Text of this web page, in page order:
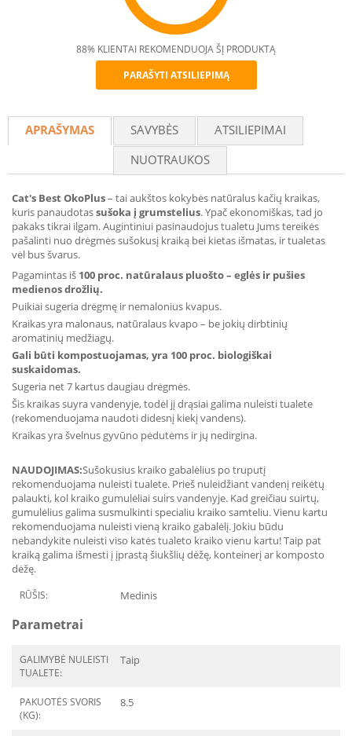
Recommend
88% KLIENTAI REKOMENDUOJA ŠĮ PRODUKTĄ
PARAŠYTI ATSILIEPIMĄ
APRAŠYMAS SAVYBĖS
ATSILIEPIMAI
NUOTRAUKOS
Cat's Best OkoPlus– tai aukštos kokybės natūralus kačių kraikas,
kuris panaudotassušoka į grumstelius. Ypač ekonomiškas, tad jo
pakaks tikrai ilgam. Augintiniui pasinaudojus tualetu Jums tereikės
pašalinti nuo drėgmės sušokusį kraiką bei kietas išmatas, ir tualetas
vėl bus švarus.
Pagamintas iš 100 proc. natūralaus pluošto – eglės ir pušies
medienos drožlių.
Puikiai sugeria drėgmę ir nemalonius kvapus.
Kraikas yra malonaus, natūralaus kvapo – be jokių dirbtinių
aromatinių medžiagų.
Gali būti kompostuojamas, yra 100 proc. biologiškai
suskaidomas.
Sugeria net 7 kartus daugiau drėgmės.
Šis kraikas suyra vandenyje, todėl jį drąsiai galima nuleisti tualete
(rekomenduojama naudoti didesnį kiekį vandens).
Kraikas yra švelnus gyvūno pėdutėms ir jų nedirgina.
NAUDOJIMAS:Sušokusius kraiko gabalėlius po truputį
rekomenduojama nuleisti tualete. Prieš nuleidžiant vandenį reikėtų
palaukti, kol kraiko gumulėliai suirs vandenyje. Kad greičiau suirtų,
gumulėlius galima susmulkinti specialiu kraiko samteliu. Vienu kartu
rekomenduojama nuleisti vieną kraiko gabalėlį. Jokiu būdu
nebandykite nuleisti viso katės tualeto kraiko vienu kartu! Taip pat
kraiką galima išmesti į įprastą šiukšlių dėžę, konteinerį ar komposto
dėžę.
RŪŠIS: Medinis
Parametrai
GALIMYBĖ NULEISTI
TUALETE:
Taip
PAKUOTĖS SVORIS
(KG):
8.5